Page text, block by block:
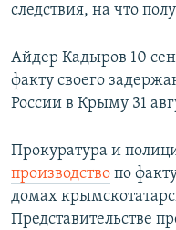
следствия, на что
Айдер Кадыров 10
факту своего
России в Крыму 31
Прокуратура и
производство по
домах
Представительстве